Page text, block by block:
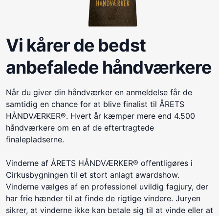
Vi kårer de bedst
anbefalede håndværkere
Når du giver din håndværker en anmeldelse får de
samtidig en chance for at blive finalist til ÅRETS
HÅNDVÆRKER®. Hvert år kæmper mere end 4.500
håndværkere om en af de eftertragtede
finalepladserne.
Vinderne af ÅRETS HÅNDVÆRKER® offentligøres i
Cirkusbygningen til et stort anlagt awardshow.
Vinderne vælges af en professionel uvildig fagjury, der
har frie hænder til at finde de rigtige vindere. Juryen
sikrer, at vinderne ikke kan betale sig til at vinde eller at